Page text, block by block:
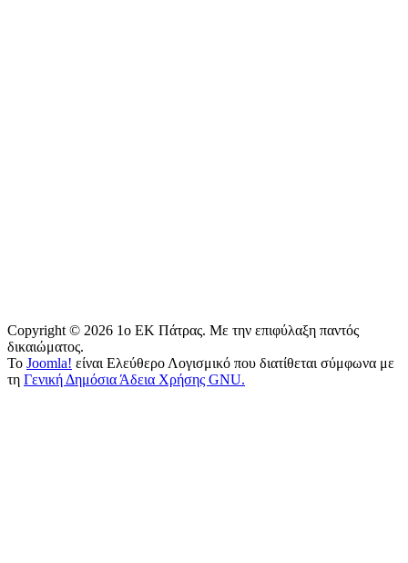
Copyright © 2026 1o EK Πάτρας. Με την επιφύλαξη παντός
δικαιώματος.
Το Joomla! είναι Ελεύθερο Λογισμικό που διατίθεται σύμφωνα με
τη Γενική Δημόσια Άδεια Χρήσης GNU.